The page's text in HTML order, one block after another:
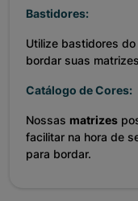
Bastidores:
Utilize bastidores do
bordar suas
Catálogo de Cores:
Nossas matrizes
facilitar na hora de
para bordar.